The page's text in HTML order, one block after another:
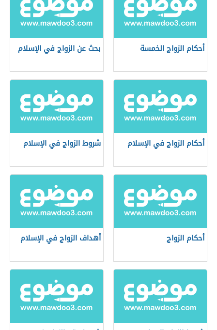
أحكام الزواج الخمسة بحث عن الزواج في الإسلام
أحكام الزواج في الإسلام شروط الزواج في الإسلام
أحكام الزواج أهداف الزواج في الإسلام